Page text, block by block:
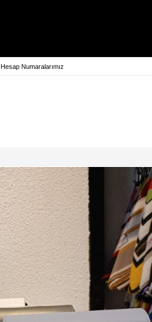
Hesap Numaralarımız